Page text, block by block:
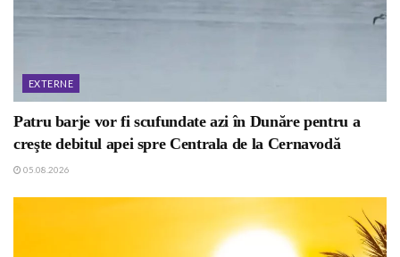
EXTERNE
Patru barje vor fi scufundate azi în Dunăre pentru a
creşte debitul apei spre Centrala de la Cernavodă
05.08.2026